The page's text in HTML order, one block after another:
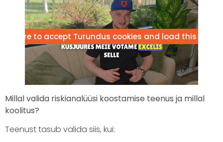
here to accept Turundus cookies and load this
Millal valida riskianalüüsi koostamise teenus ja millal
koolitus?
Teenust tasub valida siis, kui: